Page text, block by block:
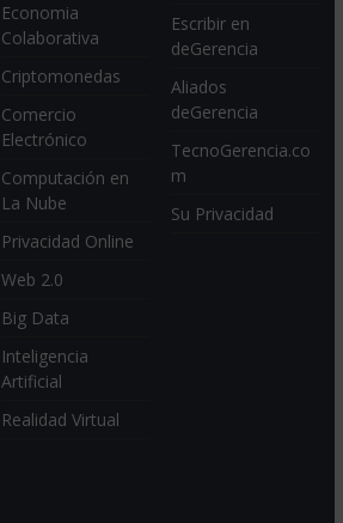
Economia
Colaborativa
Criptomonedas
Comercio
Electrónico
Computación en
La Nube
Privacidad Online
Web 2.0
Big Data
Inteligencia
Artificial
Realidad Virtual
Escribir en
deGerencia
Aliados
deGerencia
TecnoGerencia.co
m
Su Privacidad